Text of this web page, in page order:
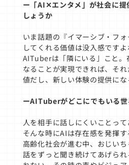
ー「AI✕エンタメ」が社会に提
しょうか
いま話題の『イマーシブ・フ
してくれる価値は没入感です
AITuberは「隣にいる」こと。
なることが実現できれば、そ
値だし、新しい体験の提供にな
ーAITuberがどこにでもいる世
人を相手に話しにくいことって
そんな時にAIは存在感を発揮
高齢化社会が進む中、おじい
話をずっと聞き続けてあげら